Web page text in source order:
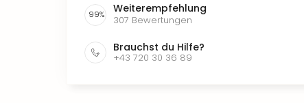
99% Weiterempfehlung
307 Bewertungen
Brauchst du Hilfe?
+43 720 30 36 89